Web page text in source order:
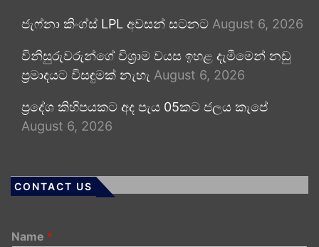
ජැෆ්නා කිංග්ස් LPL අවසන් සටනට August 6, 2026
විනිසුරුවරුන්ගේ විශ්‍රාම වයස ඉහළ දැමීමෙන් නඩු
ප්‍රමාදයට විසඳුමක් නැහැ August 6, 2026
ප්‍රදේශ කිහිපයකට අද පැය 05කට ජලය කැපේ
August 6, 2026
CONTACT US
Name *